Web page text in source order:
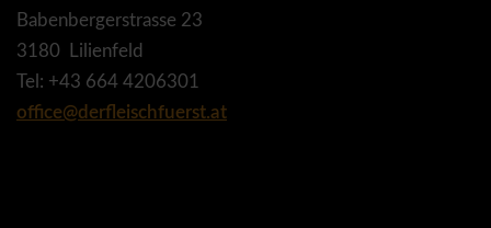
Babenbergerstrasse 23
3180 Lilienfeld
Tel: +43 664 4206301
office@derfleischfuerst.at